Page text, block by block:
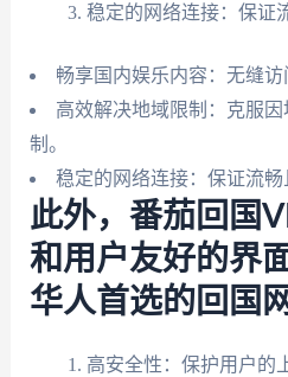
稳定的网络连接：保证
畅享国内娱乐内容：无缝访
高效解决地域限制：克服
制。
稳定的网络连接：保证流畅
此外，番茄回国
和用户友好的界
华人首选的回国
高安全性：保护用户的